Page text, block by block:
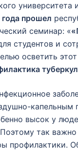
университета
прошел
семинар: «
студентов и
осветить
капельным
высок у
так важно
профилактики.